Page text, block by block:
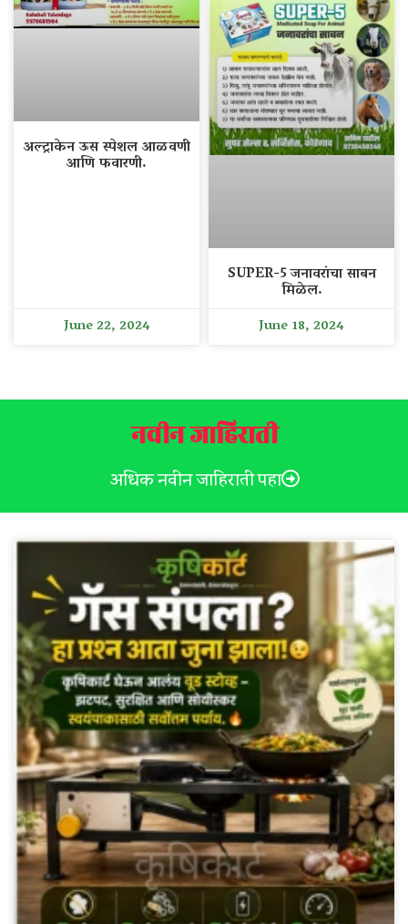
अल्ट्राकेन ऊस स्पेशल आळवणी
आणि फवारणी.
June 22, 2024
SUPER-5 जनावरांचा साबन
मिळेल.
June 18, 2024
नवीन जाहिराती
अधिक नवीन जाहिराती पहा